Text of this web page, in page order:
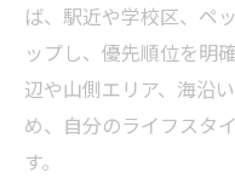
ば、駅近や学校区、ペ
ップし、優先順位を明
辺や山側エリア、海沿
め、自分のライフスタ
す。